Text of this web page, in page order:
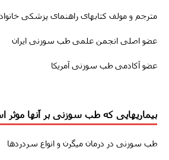
مترجم و مولف کتابهای راهنمای پزشکی
عضو اصلی انجمن علمی طب سوزنی ایران
عضو آکادمی طب سوزنی آمریکا
بیماریهایی که طب سوزنی بر آنها موثر
طب سوزنى در درمان میگرن و انواع سردردها